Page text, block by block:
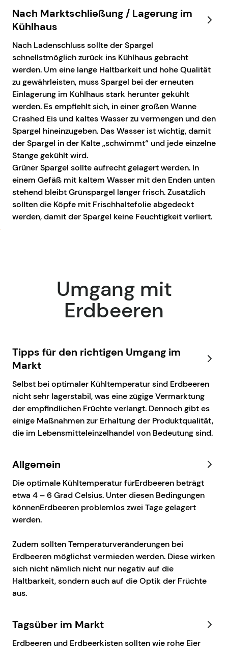
Nach Marktschließung / Lagerung im
Kühlhaus
Nach Ladenschluss sollte der Spargel
schnellstmöglich zurück ins Kühlhaus gebracht
werden. Um eine lange Haltbarkeit und hohe Qualität
zu gewährleisten, muss Spargel bei der erneuten
Einlagerung im Kühlhaus stark herunter gekühlt
werden. Es empfiehlt sich, in einer großen Wanne
Crashed Eis und kaltes Wasser zu vermengen und den
Spargel hineinzugeben. Das Wasser ist wichtig, damit
der Spargel in der Kälte „schwimmt“ und jede einzelne
Stange gekühlt wird.
Grüner Spargel sollte aufrecht gelagert werden. In
einem Gefäß mit kaltem Wasser mit den Enden unten
stehend bleibt Grünspargel länger frisch. Zusätzlich
sollten die Köpfe mit Frischhaltefolie abgedeckt
werden, damit der Spargel keine Feuchtigkeit verliert.
Umgang mit
Erdbeeren
Tipps für den richtigen Umgang im
Markt
Selbst bei optimaler Kühltemperatur sind Erdbeeren
nicht sehr lagerstabil, was eine zügige Vermarktung
der empfindlichen Früchte verlangt. Dennoch gibt es
einige Maßnahmen zur Erhaltung der Produktqualität,
die im Lebensmitteleinzelhandel von Bedeutung sind.
Allgemein
Die optimale Kühltemperatur fürErdbeeren beträgt
etwa 4 – 6 Grad Celsius. Unter diesen Bedingungen
könnenErdbeeren problemlos zwei Tage gelagert
werden.
Zudem sollten Temperaturveränderungen bei
Erdbeeren möglichst vermieden werden. Diese wirken
sich nicht nämlich nicht nur negativ auf die
Haltbarkeit, sondern auch auf die Optik der Früchte
aus.
Tagsüber im Markt
Erdbeeren und Erdbeerkisten sollten wie rohe Eier